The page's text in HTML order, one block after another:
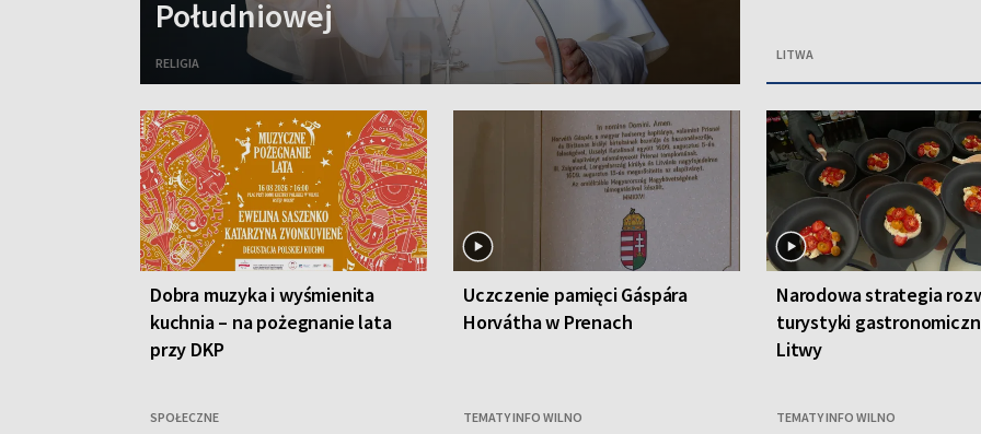
Południowej
RELIGIA
LITWA
Dobra muzyka i wyśmienita
kuchnia – na pożegnanie lata
przy DKP
SPOŁECZNE
Uczczenie pamięci Gáspára
Horvátha w Prenach
TEMATY INFO WILNO
Narodowa strategia
turystyki
Litwy
TEMATY INFO WILNO